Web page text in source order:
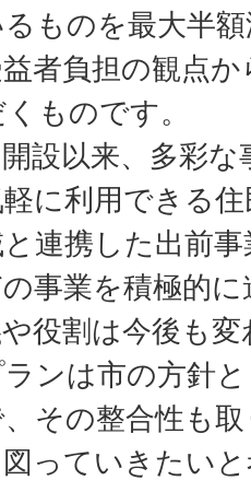
ものを最大半
者負担の観点
ものです。
設以来、多彩な
に利用できる
連携した出前
事業を積極的
役割は今後も
ンは市の方針
その整合性も
っていきたい